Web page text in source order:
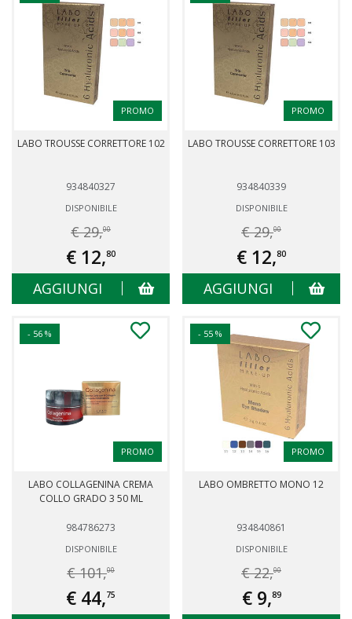
PROMO
LABO TROUSSE CORRETTORE 102
934840327
DISPONIBILE
€ 29,00
€ 12,80
AGGIUNGI
PROMO
LABO TROUSSE CORRETTORE 103
934840339
DISPONIBILE
€ 29,00
€ 12,80
AGGIUNGI
- 56 %
PROMO
LABO COLLAGENINA CREMA
COLLO GRADO 3 50 ML
984786273
DISPONIBILE
€ 101,00
€ 44,75
- 55 %
PROMO
LABO OMBRETTO MONO 12
934840861
DISPONIBILE
€ 22,00
€ 9,89